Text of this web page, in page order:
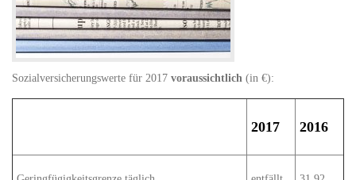
Sozialversicherungswerte für 2017 voraussichtlich (in €):
2017 2016